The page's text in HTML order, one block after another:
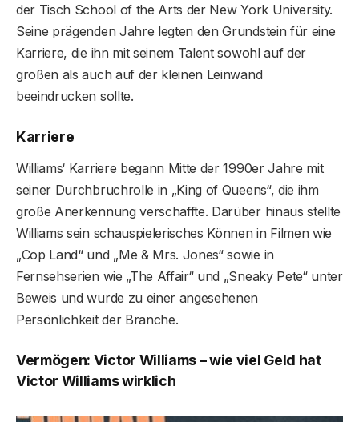
der Tisch School of the Arts der New York University.
Seine prägenden Jahre legten den Grundstein für eine
Karriere, die ihn mit seinem Talent sowohl auf der
großen als auch auf der kleinen Leinwand
beeindrucken sollte.
Karriere
Williams‘ Karriere begann Mitte der 1990er Jahre mit
seiner Durchbruchrolle in „King of Queens“, die ihm
große Anerkennung verschaffte. Darüber hinaus stellte
Williams sein schauspielerisches Können in Filmen wie
„Cop Land“ und „Me & Mrs. Jones“ sowie in
Fernsehserien wie „The Affair“ und „Sneaky Pete“ unter
Beweis und wurde zu einer angesehenen
Persönlichkeit der Branche.
Vermögen: Victor Williams – wie viel Geld hat
Victor Williams wirklich